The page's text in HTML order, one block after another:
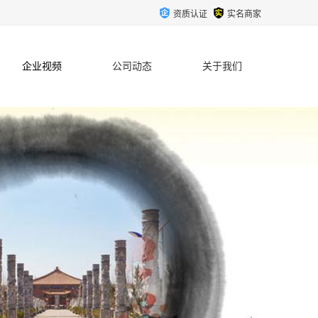
资质认证 实名商家
企业视频 公司动态 关于我们